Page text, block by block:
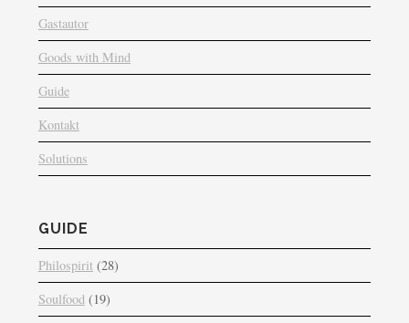
Gastautor
Goods with Mind
Guide
Kontakt
Solutions
GUIDE
Philospirit(28)
Soulfood(19)